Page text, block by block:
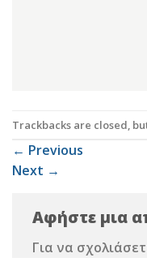
Trackbacks are closed,
← Previous
Next →
Αφήστε μια
Για να